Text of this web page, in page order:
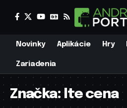
Novinky Aplikácie Hry
Zariadenia
Značka:lte cena